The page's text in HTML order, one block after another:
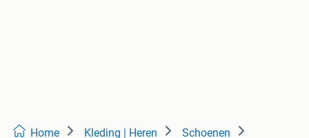
Home Kleding | Heren Schoenen